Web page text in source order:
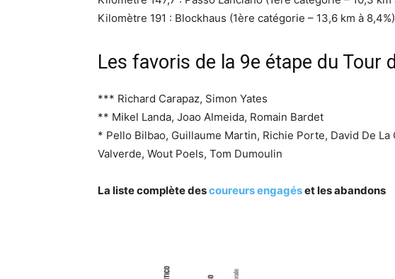
Kilomètre 191 : Blockhaus (1ère catégorie – 13,6 km à 8,4%)
Les favoris de la 9e étape du Tour
*** Richard Carapaz, Simon Yates
** Mikel Landa, Joao Almeida, Romain Bardet
* Pello Bilbao, Guillaume Martin, Richie Porte, David De
Valverde, Wout Poels, Tom Dumoulin
La liste complète descoureurs engagéset les abandons